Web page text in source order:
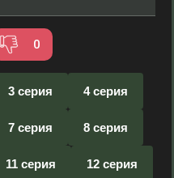
0
3 серия 4 серия
7 серия 8 серия
11 серия 12 серия